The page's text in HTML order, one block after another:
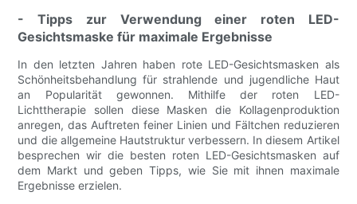
- Tipps zur Verwendung einer roten LED-
Gesichtsmaske für maximale Ergebnisse
In den letzten Jahren haben rote LED-Gesichtsmasken als
Schönheitsbehandlung für strahlende und jugendliche Haut
an Popularität gewonnen. Mithilfe der roten LED-
Lichttherapie sollen diese Masken die Kollagenproduktion
anregen, das Auftreten feiner Linien und Fältchen reduzieren
und die allgemeine Hautstruktur verbessern. In diesem Artikel
besprechen wir die besten roten LED-Gesichtsmasken auf
dem Markt und geben Tipps, wie Sie mit ihnen maximale
Ergebnisse erzielen.